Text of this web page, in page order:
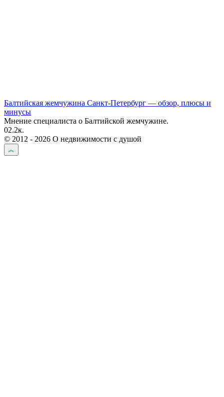
Балтийская жемчужина Санкт-Петербург — обзор, плюсы и
минусы
Мнение специалиста о Балтийской жемчужине.
02.2к.
© 2012 - 2026 О недвижимости с душой